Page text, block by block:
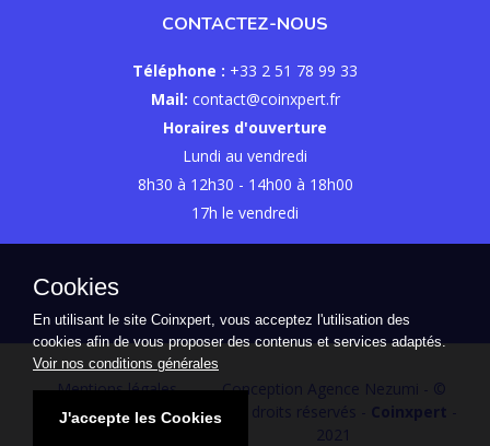
CONTACTEZ-NOUS
Téléphone : +33 2 51 78 99 33
Mail: contact@coinxpert.fr
Horaires d'ouverture
Lundi au vendredi
8h30 à 12h30 - 14h00 à 18h00
17h le vendredi
Mentions légales-
Politique de gestion des
Conception Agence Nezumi
Tous droits réservés -
Cookies
En utilisant le site Coinxpert, vous acceptez l'utilisation des
cookies afin de vous proposer des contenus et services adaptés.
Voir nos conditions générales
J'accepte les Cookies